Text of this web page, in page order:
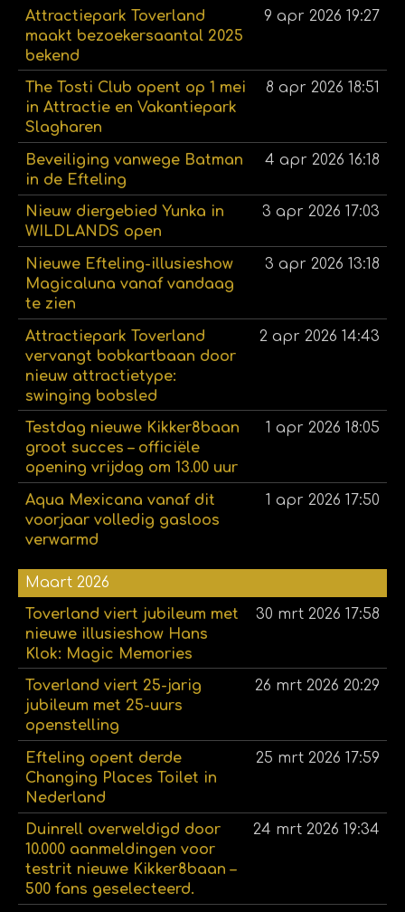
Attractiepark Toverland
maakt bezoekersaantal 2025
bekend
9 apr 2026 19:27
The Tosti Club opent op 1 mei
in Attractie en Vakantiepark
Slagharen
8 apr 2026 18:51
Beveiliging vanwege Batman
in de Efteling
4 apr 2026 16:18
Nieuw diergebied Yunka in
WILDLANDS open
3 apr 2026 17:03
Nieuwe Efteling-illusieshow
Magicaluna vanaf vandaag
te zien
3 apr 2026 13:18
Attractiepark Toverland
vervangt bobkartbaan door
nieuw attractietype:
swinging bobsled
2 apr 2026 14:43
Testdag nieuwe Kikker8baan
groot succes – officiële
opening vrijdag om 13.00 uur
1 apr 2026 18:05
Aqua Mexicana vanaf dit
voorjaar volledig gasloos
verwarmd
1 apr 2026 17:50
Maart 2026
Toverland viert jubileum met
nieuwe illusieshow Hans
Klok: Magic Memories
30 mrt 2026 17:58
Toverland viert 25-jarig
jubileum met 25-uurs
openstelling
26 mrt 2026 20:29
Efteling opent derde
Changing Places Toilet in
Nederland
25 mrt 2026 17:59
Duinrell overweldigd door
10.000 aanmeldingen voor
testrit nieuwe Kikker8baan –
500 fans geselecteerd.
24 mrt 2026 19:34